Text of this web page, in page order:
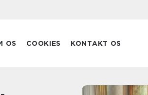
OS COOKIES KONTAKT OS